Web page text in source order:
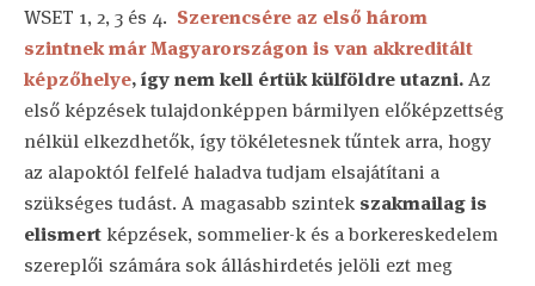
WSET 1, 2, 3 és 4. Szerencsére az első három
szintnek már Magyarországon is van akkreditált
képzőhelye, így nem kell értük külföldre utazni.Az
első képzések tulajdonképpen bármilyen előképzettség
nélkül elkezdhetők, így tökéletesnek tűntek arra, hogy
az alapoktól felfelé haladva tudjam elsajátítani a
szükséges tudást. A magasabb szintek szakmailag is
elismert képzések, sommelier-k és a borkereskedelem
szereplői számára sok álláshirdetés jelöli ezt meg